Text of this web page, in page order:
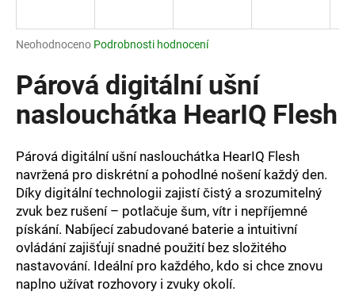
Průměrné
produktu
je
hvězdiček.
Neohodnoceno Podrobnosti hodnocení
Párová digitální ušní
naslouchátka HearIQ Flesh
Párová digitální ušní naslouchátka HearIQ Flesh
navržená pro diskrétní a pohodlné nošení každý den.
Díky digitální technologii zajistí čistý a srozumitelný
zvuk bez rušení – potlačuje šum, vítr i nepříjemné
pískání. Nabíjecí zabudované baterie a intuitivní
ovládání zajišťují snadné použití bez složitého
nastavování. Ideální pro každého, kdo si chce znovu
naplno užívat rozhovory i zvuky okolí.
j
t
D
o
p